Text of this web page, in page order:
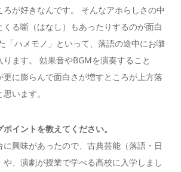
が好きなんです。 そんなアホらしさの中
くる噺（はなし）もあったりするのが面白
「ハメモノ」といって、落語の途中にお囃
ます。 効果音やBGMを演奏すること
更に膨らんで面白さが増すところが上方落
います。
イントを教えてください。
興味があったので、古典芸能（落語・日
、演劇が授業で学べる高校に入学しまし